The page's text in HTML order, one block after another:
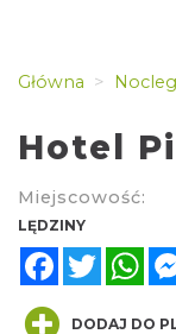
Główna
Hotel
Miejscowość:
LĘDZINY
FacebookTwitter
DODAJ DO